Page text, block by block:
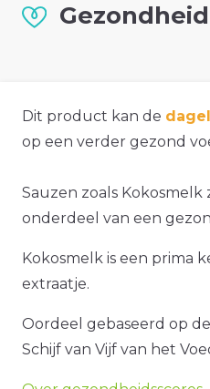
Gezondheid
Dit product kan de
op een verder gezond
Sauzen zoals Kokosmelk
onderdeel van een
Kokosmelk is een prima
extraatje.
Oordeel gebaseerd op
Schijf van Vijf van het